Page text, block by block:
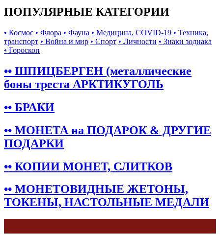
ПОПУЛЯРНЫЕ КАТЕГОРИИ
• Космос • Флора • Фауна • Медицина, COVID-19 • Техника,
транспорт • Война и мир • Спорт • Личности • Знаки зодиака
• Гороскоп
•• ШПИЦБЕРГЕН (металлические
боны треста АРКТИКУГОЛЬ
•• БРАКИ
•• МОНЕТА на ПОДАРОК & ДРУГИЕ
ПОДАРКИ
•• КОПИИ МОНЕТ, СЛИТКОВ
•• МОНЕТОВИДНЫЕ ЖЕТОНЫ,
ТОКЕНЫ, НАСТОЛЬНЫЕ МЕДАЛИ